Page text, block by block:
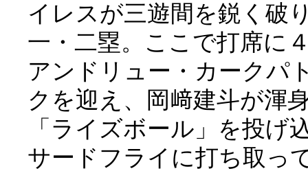
イレスが三遊間を鋭く破
一・二塁。ここで打席に
アンドリュー・カークパ
クを迎え、岡﨑建斗が渾
「ライズボール」を投げ
サードフライに打ち取っ